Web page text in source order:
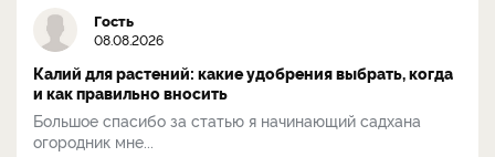
Гость
08.08.2026
Калий для растений: какие удобрения выбрать, когда
и как правильно вносить
Большое спасибо за статью я начинающий садхана
огородник мне...